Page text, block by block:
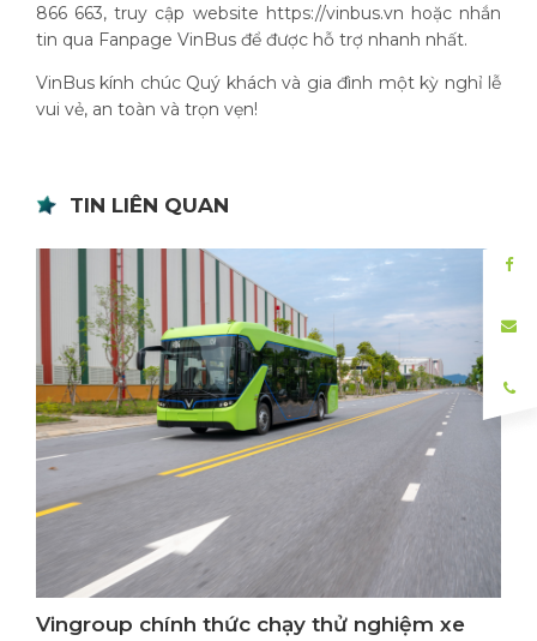
866 663, truy cập website https://vinbus.vn hoặc nhắn
tin qua Fanpage VinBus để được hỗ trợ nhanh nhất.
VinBus kính chúc Quý khách và gia đình một kỳ nghỉ lễ
vui vẻ, an toàn và trọn vẹn!
TIN LIÊN QUAN
Vingroup chính thức chạy thử nghiệm xe